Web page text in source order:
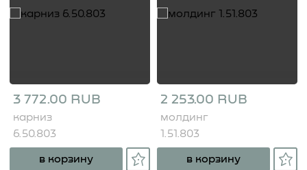
3 772.00 RUB
карниз
6.50.803
в корзину
2 253.00 RUB
молдинг
1.51.803
в корзину